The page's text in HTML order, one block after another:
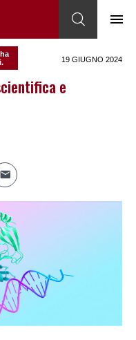
19 GIUGNO 2024
e